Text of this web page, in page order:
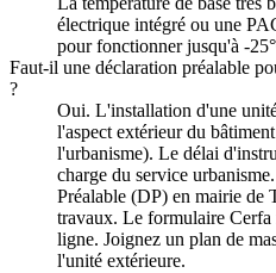
électrique intégré ou une
pour fonctionner jusqu'à -
Faut-il une déclaration préalable
?
Oui. L'installation d'une
l'aspect extérieur du
l'urbanisme). Le délai
charge du service
Préalable (DP) en mairie de
travaux. Le formulaire
ligne. Joignez un plan de
l'unité extérieure.